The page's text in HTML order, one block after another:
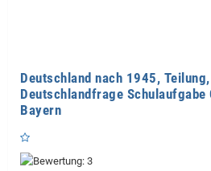
Deutschland nach 1945,
Deutschlandfrage Schulaufgabe
Bayern